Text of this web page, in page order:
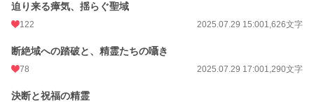
迫り来る瘴気、揺らぐ聖域
122 2025.07.29 15:001,626文字
断絶域への踏破と、精霊たちの囁き
78 2025.07.29 17:001,290文字
決断と祝福の精霊